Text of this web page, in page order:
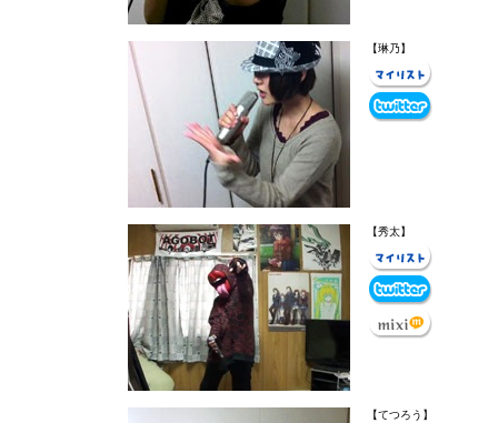
【琳乃】
【秀太】
【てつろう】